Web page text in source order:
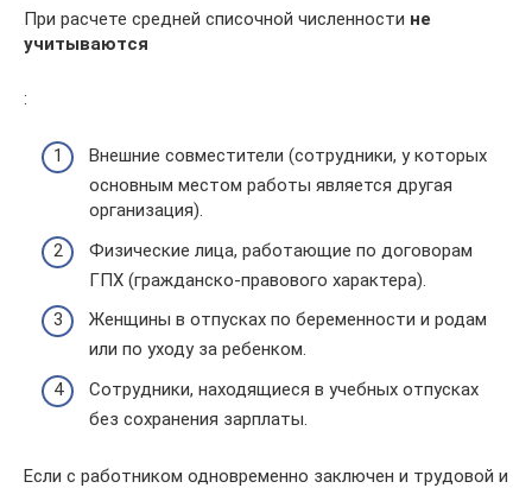
При расчете средней списочной численности не
учитываются
:
Внешние совместители (сотрудники, у которых
основным местом работы является другая
организация).
Физические лица, работающие по договорам
ГПХ (гражданско-правового характера).
Женщины в отпусках по беременности и родам
или по уходу за ребенком.
Сотрудники, находящиеся в учебных отпусках
без сохранения зарплаты.
Если с работником одновременно заключен и трудовой и